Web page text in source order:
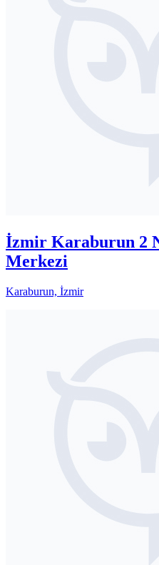
İzmir Karaburun 2
Merkezi
Karaburun, İzmir